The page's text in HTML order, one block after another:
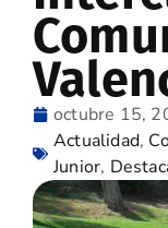
octubre 15,
Actualidad,
Junior,